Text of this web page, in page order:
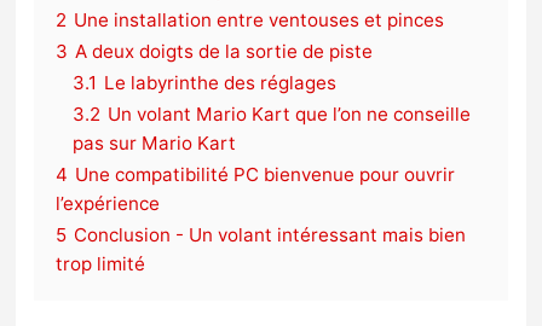
2 Une installation entre ventouses et pinces
3 A deux doigts de la sortie de piste
3.1 Le labyrinthe des réglages
3.2 Un volant Mario Kart que l’on ne conseille
pas sur Mario Kart
4 Une compatibilité PC bienvenue pour ouvrir
l’expérience
5 Conclusion - Un volant intéressant mais bien
trop limité